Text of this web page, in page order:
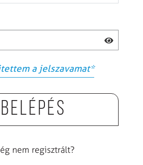
a jelszavamat*
Belépés
nem regisztrált?